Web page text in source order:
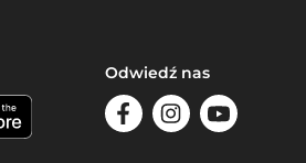
Odwiedź nas